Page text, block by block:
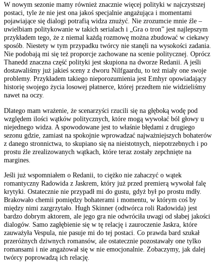
W nowym sezonie mamy również znacznie więcej polityki w najczystszej
postaci, tyle że nie jest ona jakoś specjalnie angażująca i momentami
pojawiające się dialogi potrafią widza znużyć. Nie zrozumcie mnie źle –
uwielbiam politykowanie w takich serialach i „Gra o tron” jest najlepszym
przykładem tego, że z niemal każdą rozmowę można zbudować w ciekawy
sposób. Niestety w tym przypadku twórcy nie stanęli na wysokości zadania.
Nie podobają mi się też proporcje zachowane na scenie politycznej. Oprócz
Thanedd znaczna część polityki jest skupiona na dworze Redanii. A jeśli
dostawaliśmy już jakieś sceny z dworu Nilfgaardu, to też miały one swoje
problemy. Przykładem takiego nieporozumienia jest Emhyr opowiadający
historię swojego życia losowej płatnerce, której przedtem nie widzieliśmy
nawet na oczy.
Dlatego mam wrażenie, że scenarzyści rzucili się na głęboką wodę pod
względem ilości wątków politycznych, które mogą wywołać ból głowy u
niejednego widza. A spowodowane jest to właśnie błędami z drugiego
sezonu gdzie, zamiast na spokojnie wprowadzać najważniejszych bohaterów
z danego stronnictwa, to skupiano się na nieistotnych, niepotrzebnych i po
prostu źle zrealizowanych wątkach, które teraz zostały zepchnięte na
margines.
Jeśli już wspomniałem o Redanii, to ciężko nie zahaczyć o wątek
romantyczny Radowida z Jaskrem, który już przed premierą wywołał falę
krytyki. Ostatecznie nie przypadł mi do gustu, gdyż był po prostu mdły.
Brakowało chemii pomiędzy bohaterami i momentu, w którym coś by
między nimi zazgrzytało. Hugh Skinner (odtwórca roli Radowida) jest
bardzo dobrym aktorem, ale jego gra nie odwróciła uwagi od słabej jakości
dialogów. Samo zagłębienie się w tę relację i zauroczenie Jaskra, które
zauważyła Vespula, nie pasuje mi do tej postaci. Co prawda bard szukał
przeróżnych dziwnych romansów, ale ostatecznie pozostawały one tylko
romansami i nie angażował się w nie emocjonalnie. Zobaczymy, jak dalej
twórcy poprowadzą ich relację.